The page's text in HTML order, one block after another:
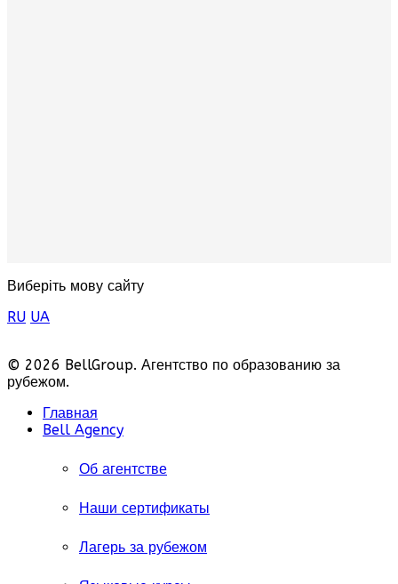
Виберіть мову сайту
RU UA
© 2026 BellGroup. Агентство по образованию за
рубежом.
Главная
Bell Agency
Об агентстве
Наши сертификаты
Лагерь за рубежом